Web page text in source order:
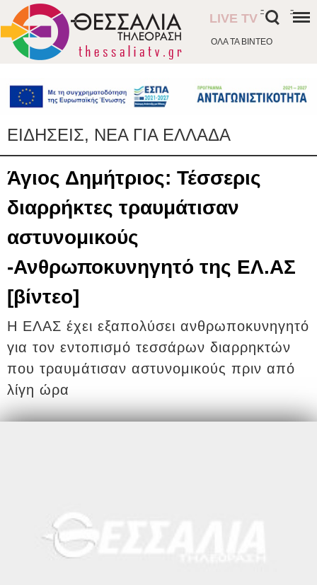
ΟΛΑ ΤΑ ΒΙΝΤΕΟ
LIVE TV
- -
ΕΙΔΗΣΕΙΣ, ΝΕΑ ΓΙΑ ΕΛΛΑΔΑ
Άγιος Δημήτριος: Τέσσερις
διαρρήκτες τραυμάτισαν
αστυνομικούς
-Ανθρωποκυνηγητό της ΕΛ.ΑΣ
[βίντεο]
Η ΕΛΑΣ έχει εξαπολύσει ανθρωποκυνηγητό
για τον εντοπισμό τεσσάρων διαρρηκτών
που τραυμάτισαν αστυνομικούς πριν από
λίγη ώρα